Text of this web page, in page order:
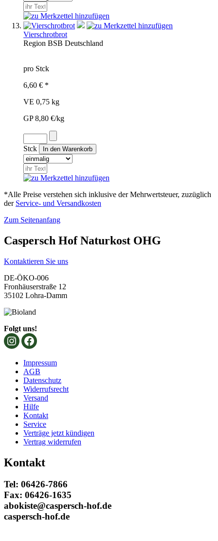
Vierschrotbrot
Region BSB Deutschland
pro Stck
6,60 € *
VE 0,75 kg
GP 8,80 €/kg
Stck
*Alle Preise verstehen sich inklusive der Mehrwertsteuer, zuzüglich
der Service- und Versandkosten
Zum Seitenanfang
Caspersch Hof Naturkost OHG
Kontaktieren Sie uns
DE-ÖKO-006
Fronhäuserstraße 12
35102 Lohra-Damm
Folgt uns!
Impressum
AGB
Datenschutz
Widerrufsrecht
Versand
Hilfe
Kontakt
Service
Verträge jetzt kündigen
Vertrag widerrufen
Kontakt
Tel: 06426-7866
Fax: 06426-1635
abokiste@caspersch-hof.de
caspersch-hof.de